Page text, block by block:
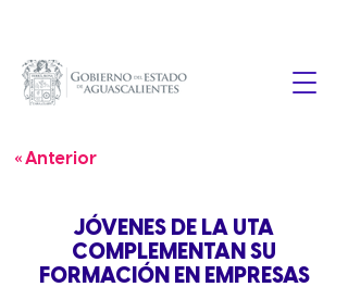
« Anterior
JÓVENES DE LA UTA
COMPLEMENTAN SU
FORMACIÓN EN EMPRESAS